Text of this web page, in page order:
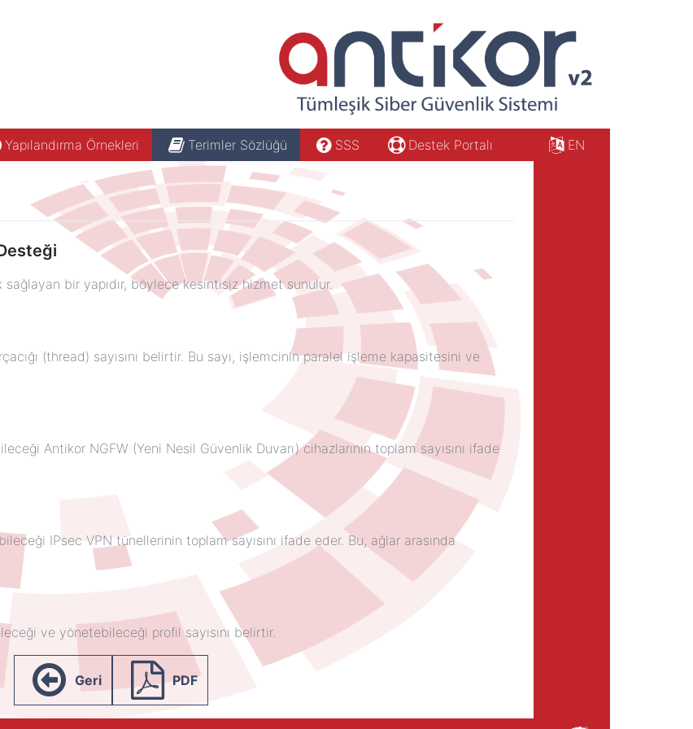
Yapılandırma Örnekleri Terimler Sözlüğü SSS Destek Portalı EN
bir yapıdır, böylece kesintisiz hizmet sunulur.
(thread) sayısını belirtir. Bu sayı, işlemcinin paralel işleme kapasitesini ve
Antikor NGFW (Yeni Nesil Güvenlik Duvarı) cihazlarının toplam sayısını ifade
IPsec VPN tünellerinin toplam sayısını ifade eder. Bu, ağlar arasında
ve yönetebileceği profil sayısını belirtir.
Geri PDF